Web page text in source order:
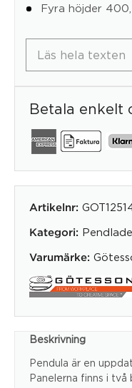
Fyra höjder 400,
Läs hela texten
Betala enkelt
Artikelnr:
Kategori:
Varumärke:
Beskrivning
Pendula är en
Panelerna finns i